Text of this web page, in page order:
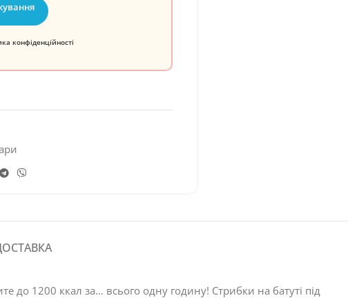
конфіденційності
до 1200 ккал за… всього одну годину! Стрибки на батуті під